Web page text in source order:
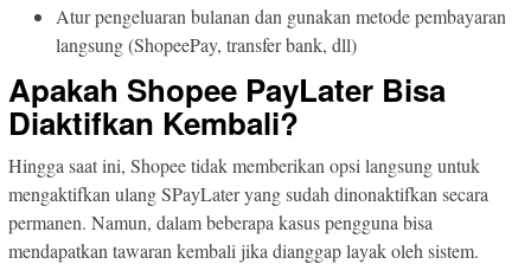
Atur pengeluaran bulanan dan gunakan metode pembayaran
langsung (ShopeePay, transfer bank, dll)
Apakah Shopee PayLater Bisa
Diaktifkan Kembali?
Hingga saat ini, Shopee tidak memberikan opsi langsung untuk
mengaktifkan ulang SPayLater yang sudah dinonaktifkan secara
permanen. Namun, dalam beberapa kasus pengguna bisa
mendapatkan tawaran kembali jika dianggap layak oleh sistem.